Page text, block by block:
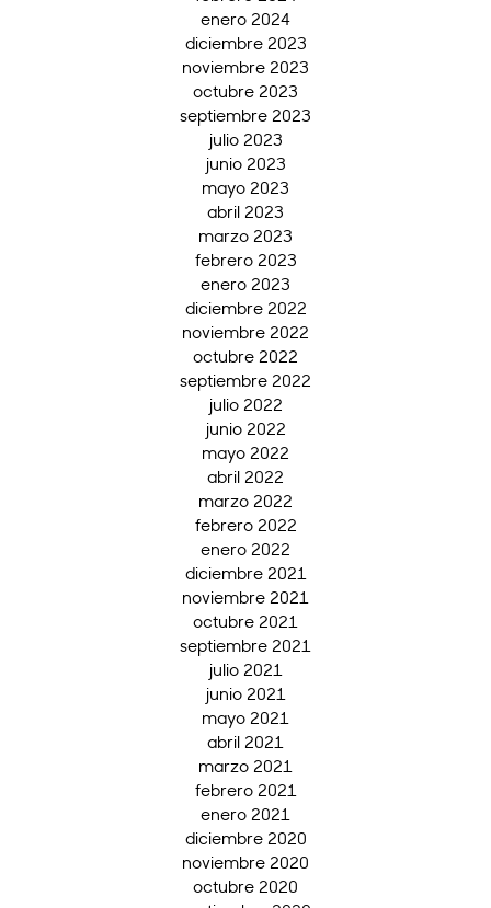
enero 2024
diciembre 2023
noviembre 2023
octubre 2023
septiembre 2023
julio 2023
junio 2023
mayo 2023
abril 2023
marzo 2023
febrero 2023
enero 2023
diciembre 2022
noviembre 2022
octubre 2022
septiembre 2022
julio 2022
junio 2022
mayo 2022
abril 2022
marzo 2022
febrero 2022
enero 2022
diciembre 2021
noviembre 2021
octubre 2021
septiembre 2021
julio 2021
junio 2021
mayo 2021
abril 2021
marzo 2021
febrero 2021
enero 2021
diciembre 2020
noviembre 2020
octubre 2020